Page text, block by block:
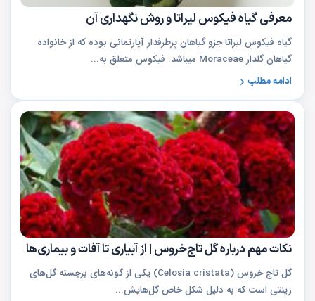
معرفی گیاه فیکوس لیراتا و روش نگهداری آن
گیاه فیکوس لیراتا جزو گیاهان پرطرفدار آپارتمانی بوده که از خانواده
گیاهان گلدار Moraceae میباشد. فیکوس متعلق به...
ادامه مطلب
نکات مهم درباره گل تاج‌خروس | از آبیاری تا آفات و بیماری‌ها
گل تاج خروس (Celosia cristata) یکی از گونه‌های برجسته گل‌های
زینتی است که به دلیل شکل خاص گل‌هایش...